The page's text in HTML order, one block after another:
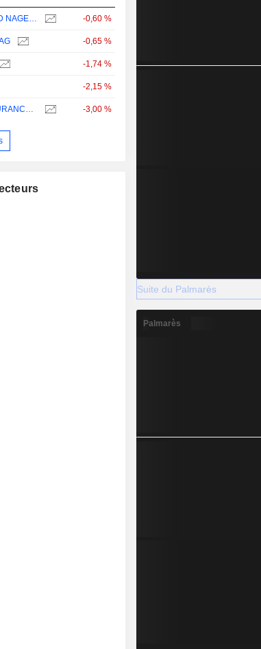
KUEHNE UND NAGEL INTERNATIONAL AG -0,60 %
-0,65 %
-1,74 %
-2,15 %
ZURICH INSURANCE GROUP LTD -3,00 %
Suite du Palmarès
Palmarès